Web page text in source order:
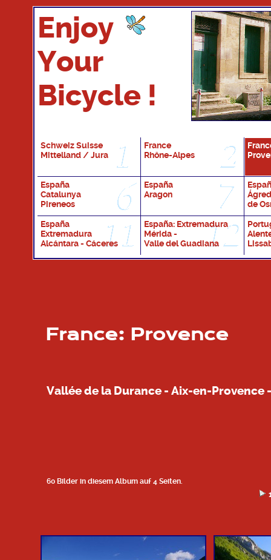
Enjoy
Your
Bicycle !
Schweiz Suisse
Mittelland / Jura
France
Rhône-Alpes
España
Catalunya
Pireneos
España
Aragon
de
España
Extremadura
Alcántara - Cáceres
España: Extremadura
Mérida -
Valle del Guadiana